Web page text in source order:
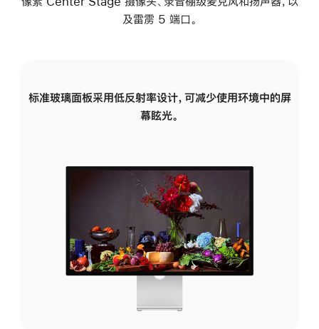
及雷雳 5 端口。
标准玻璃面板采用低反射率设计，可减少使用环境中的屏
幕眩光。